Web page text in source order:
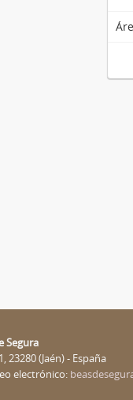
Segura
23280 (Jaén) - España
electrónico: